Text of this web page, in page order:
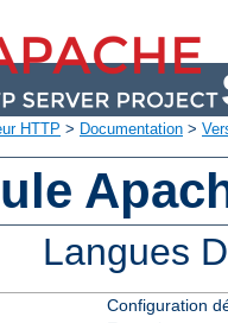
HTTP > Documentation >
Langues
Configuration